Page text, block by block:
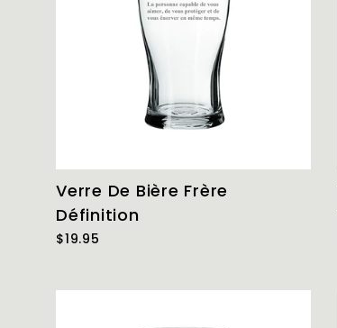
Verre De Bière Frère
Définition
$19.95